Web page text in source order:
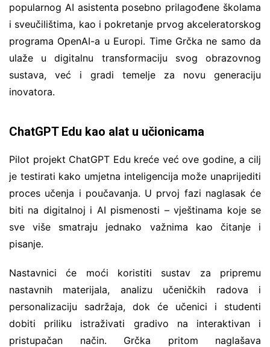
popularnog AI asistenta posebno prilagođene školama
i sveučilištima, kao i pokretanje prvog akceleratorskog
programa OpenAI-a u Europi. Time Grčka ne samo da
ulaže u digitalnu transformaciju svog obrazovnog
sustava, već i gradi temelje za novu generaciju
inovatora.
ChatGPT Edu kao alat u učionicama
Pilot projekt ChatGPT Edu kreće već ove godine, a cilj
je testirati kako umjetna inteligencija može unaprijediti
proces učenja i poučavanja. U prvoj fazi naglasak će
biti na digitalnoj i AI pismenosti – vještinama koje se
sve više smatraju jednako važnima kao čitanje i
pisanje.
Nastavnici će moći koristiti sustav za pripremu
nastavnih materijala, analizu učeničkih radova i
personalizaciju sadržaja, dok će učenici i studenti
dobiti priliku istraživati gradivo na interaktivan i
pristupačan način. Grčka pritom naglašava